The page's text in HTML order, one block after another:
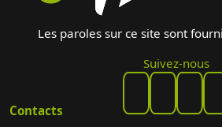
Les paroles sur ce site sont
Suivez-nous
Contacts